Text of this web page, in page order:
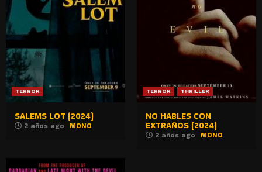
TERROR
SALEMS LOT (2024)
2 años ago MONO
TERROR THRILLER
NO HABLES CON
EXTRAÑOS (2024)
2 años ago MONO